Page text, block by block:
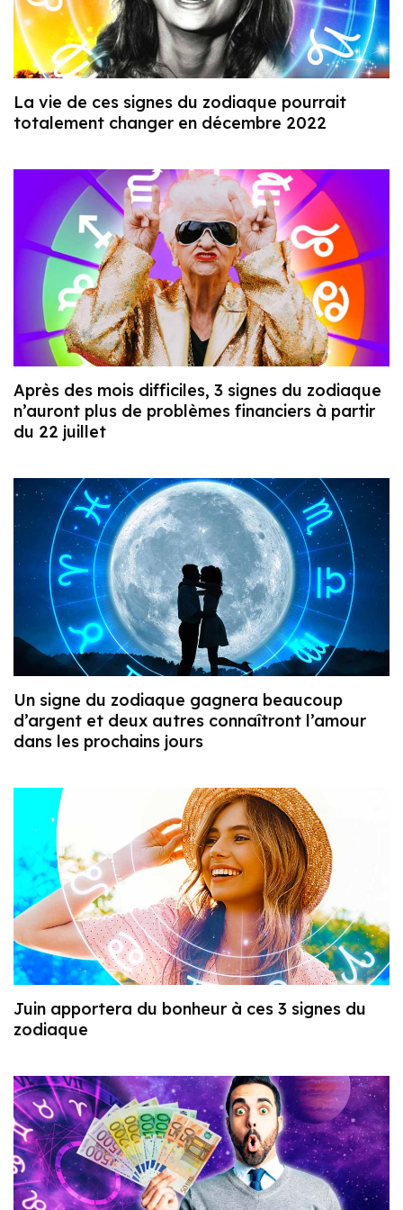
La vie de ces signes du zodiaque pourrait
totalement changer en décembre 2022
Après des mois difficiles, 3 signes du zodiaque
n’auront plus de problèmes financiers à partir
du 22 juillet
Un signe du zodiaque gagnera beaucoup
d’argent et deux autres connaîtront l’amour
dans les prochains jours
Juin apportera du bonheur à ces 3 signes du
zodiaque